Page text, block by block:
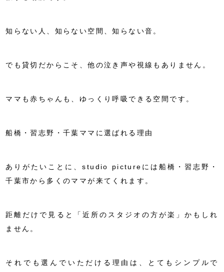
知らない人、知らない空間、知らない音。
でも貸切だからこそ、他の泣き声や視線もありません。
ママも赤ちゃんも、ゆっくり呼吸できる空間です。
船橋・習志野・千葉ママに選ばれる理由
ありがたいことに、studio pictureには船橋・習志野・
千葉市から多くのママが来てくれます。
距離だけで見ると「近所のスタジオの方が楽」かもしれ
ません。
それでも選んでいただける理由は、とてもシンプルで